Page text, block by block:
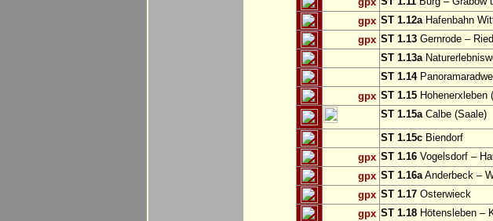
gpx ST 1.12aHafenbahn
gpx ST 1.13 Gernrode –
ST 1.13a
ST 1.14
gpx ST 1.15
ST 1.15aCalbe (Saale)
ST 1.15c Biendorf
gpx ST 1.16 Vogelsdorf –
gpx ST 1.16aAnderbeck –
gpx ST 1.17 Osterwieck
gpx ST 1.18 Hötensleben –